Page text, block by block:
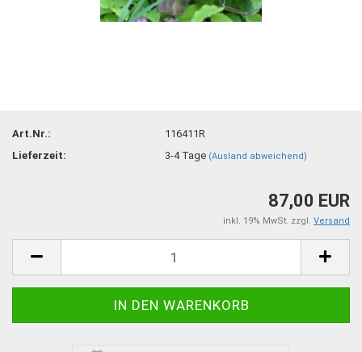
Art.Nr.:
116411R
Lieferzeit:
3-4 Tage (Ausland abweichend)
87,00 EUR
inkl. 19% MwSt. zzgl. Versand